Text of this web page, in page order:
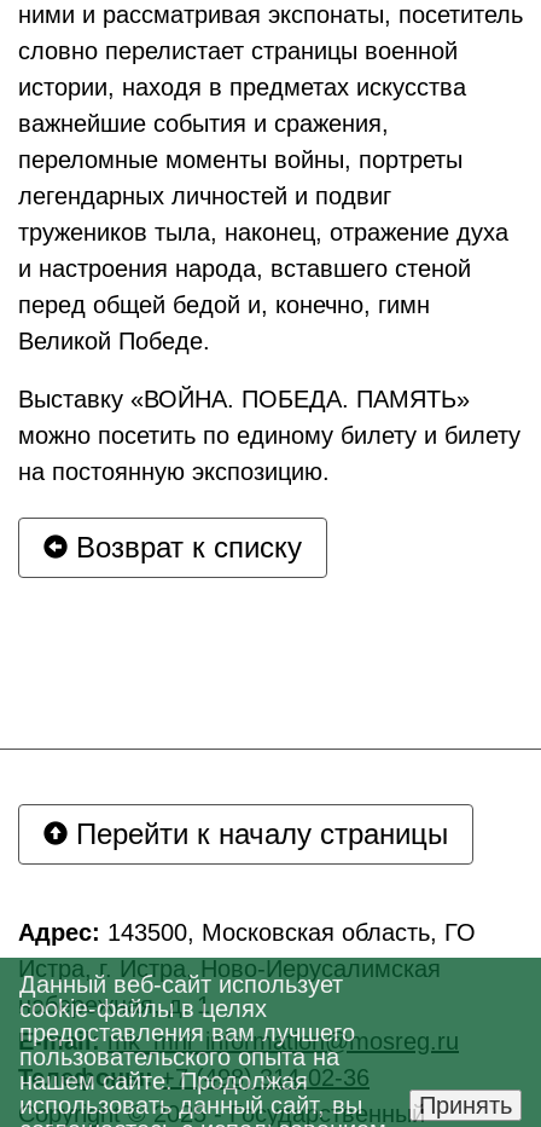
ними и рассматривая экспонаты, посетитель
словно перелистает страницы военной
истории, находя в предметах искусства
важнейшие события и сражения,
переломные моменты войны, портреты
легендарных личностей и подвиг
тружеников тыла, наконец, отражение духа
и настроения народа, вставшего стеной
перед общей бедой и, конечно, гимн
Великой Победе.
Выставку «ВОЙНА. ПОБЕДА. ПАМЯТЬ»
можно посетить по единому билету и билету
на постоянную экспозицию.
Возврат к списку
Перейти к началу страницы
Адрес: 143500, Московская область, ГО
Истра, г. Истра, Ново-Иерусалимская
набережная, д. 1
E-mail: mk_mni_information@mosreg.ru
Телефоны: +7 (498) 314-02-36
Copyright © 2025 - Государственный
Данный веб-сайт использует
cookie-файлы в целях
предоставления вам лучшего
пользовательского опыта на
нашем сайте. Продолжая
использовать данный сайт, вы
Принять